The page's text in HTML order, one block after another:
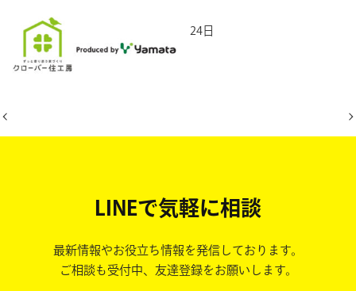
2026年6月24日
LINEで気軽に相談
最新情報やお役立ち情報を発信しております。
ご相談も受付中、友達登録をお願いします。